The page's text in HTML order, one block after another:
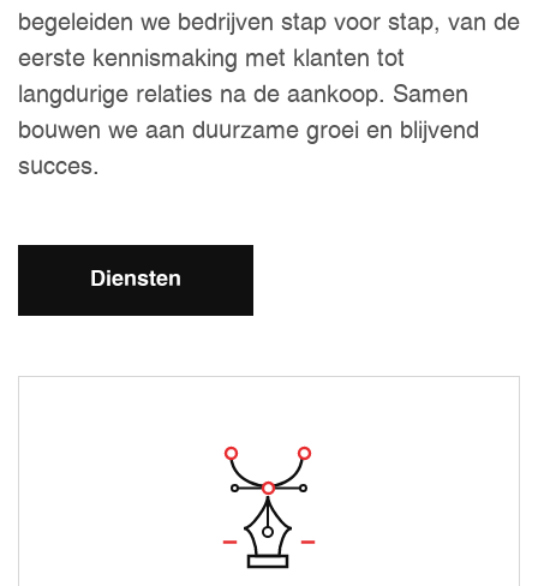
begeleiden we bedrijven stap voor stap, van de
eerste kennismaking met klanten tot
langdurige relaties na de aankoop. Samen
bouwen we aan duurzame groei en blijvend
succes.
Diensten